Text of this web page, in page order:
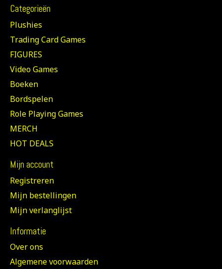
Categorieën
Plushies
Trading Card Games
FIGURES
Video Games
Boeken
Bordspelen
Role Playing Games
MERCH
HOT DEALS
Mijn account
Registreren
Mijn bestellingen
Mijn verlanglijst
Informatie
Over ons
Algemene voorwaarden